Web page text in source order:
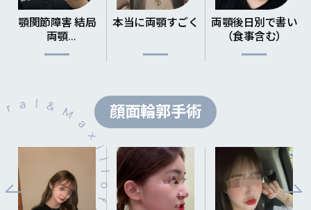
にした両顎、
顎関節障害 結局
両顎
本当に両顎すごく満足です両顎後日別で書い
（食事含む）
顔面輪郭手術